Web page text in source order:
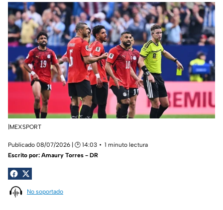
|MEXSPORT
Publicado 08/07/2026 | 🕑 14:03
1 minuto lectura
Escrito por: Amaury Torres - DR
No soportado